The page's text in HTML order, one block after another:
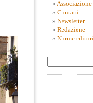
Associazione
Contatti
Newsletter
Redazione
Norme